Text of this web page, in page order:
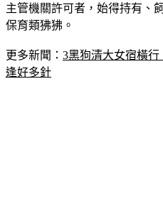
主管機關許可者，始得持有、
保育類狒狒。
更多新聞： 3黑狗清大女宿橫
逢好多針